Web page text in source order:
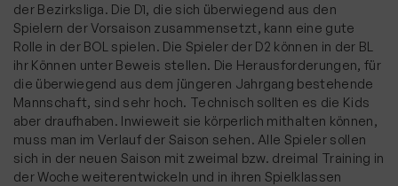
der Bezirksliga. Die D1, die sich überwiegend aus den
Spielern der Vorsaison zusammensetzt, kann eine gute
Rolle in der BOL spielen. Die Spieler der D2 können in der BL
ihr Können unter Beweis stellen. Die Herausforderungen, für
die überwiegend aus dem jüngeren Jahrgang bestehende
Mannschaft, sind sehr hoch. Technisch sollten es die Kids
aber draufhaben. Inwieweit sie körperlich mithalten können,
muss man im Verlauf der Saison sehen. Alle Spieler sollen
sich in der neuen Saison mit zweimal bzw. dreimal Training in
der Woche weiterentwickeln und in ihren Spielklassen